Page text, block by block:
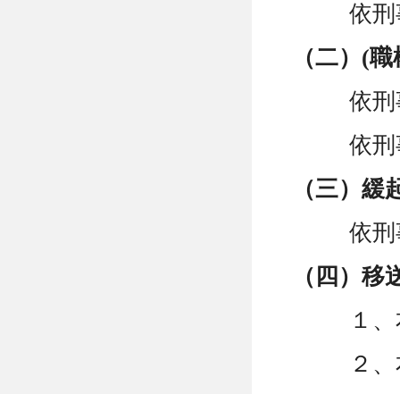
依
（二） (職
依
依
（三）緩
依
（四）移
１
２